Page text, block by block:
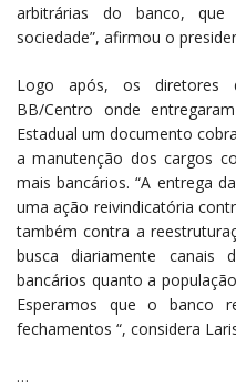
arbitrárias do banco,
sociedade”, afirmou o
Logo após, os diretores
BB/Centro onde
Estadual um documento
a manutenção dos cargos
mais bancários. “A entrega
uma ação reivindicatória
também contra a
busca diariamente
bancários quanto a
Esperamos que o banco
fechamentos “, considera
…